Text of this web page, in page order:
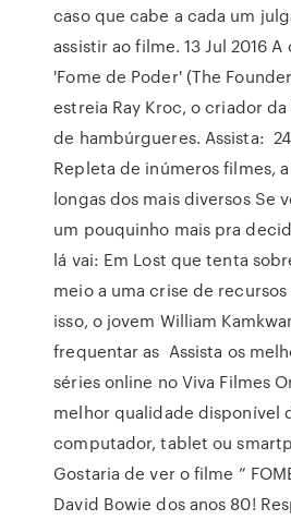
caso que cabe a cada um
assistir ao filme. 13 Jul 2016
'Fome de Poder' (The
estreia Ray Kroc, o criador
de hambúrgueres. Assista:
Repleta de inúmeros filmes,
longas dos mais diversos Se
um pouquinho mais pra
lá vai: Em Lost que tenta
meio a uma crise de recursos
isso, o jovem William
frequentar as Assista os
séries online no Viva Filmes
melhor qualidade disponível
computador, tablet ou
Gostaria de ver o filme ”
David Bowie dos anos 80!